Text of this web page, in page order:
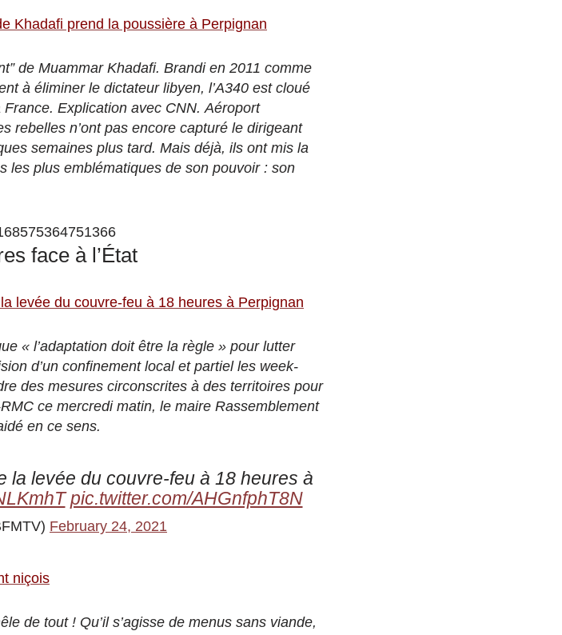
Khadafi prend la poussière à Perpignan
de Muammar Khadafi. Brandi en 2011 comme
à éliminer le dictateur libyen, l’A340 est cloué
Explication avec CNN. Aéroport
rebelles n’ont pas encore capturé le dirigeant
semaines plus tard. Mais déjà, ils ont mis la
les plus emblématiques de son pouvoir : son
face à l’État
levée du couvre-feu à 18 heures à Perpignan
« l’adaptation doit être la règle » pour lutter
d’un confinement local et partiel les week-
des mesures circonscrites à des territoires pour
ce mercredi matin, le maire Rassemblement
en ce sens.
la levée du couvre-feu à 18 heures à
pic.twitter.com/AHGnfphT8N
February 24, 2021
niçois
de tout ! Qu’il s’agisse de menus sans viande,